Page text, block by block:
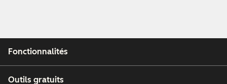
Fonctionnalités
Outils gratuits